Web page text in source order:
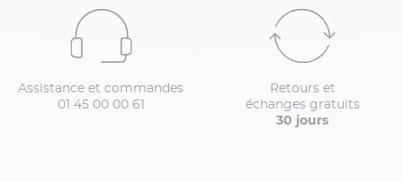
Assistance et commandes
01 45 00 00 61
Retours et
échanges gratuits
30 jours